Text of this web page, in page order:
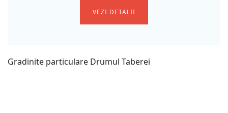
VEZI DETALII
Gradinite particulare Drumul Taberei